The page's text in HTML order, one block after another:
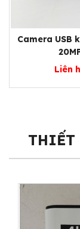
Camera USB
Liên
THIẾT